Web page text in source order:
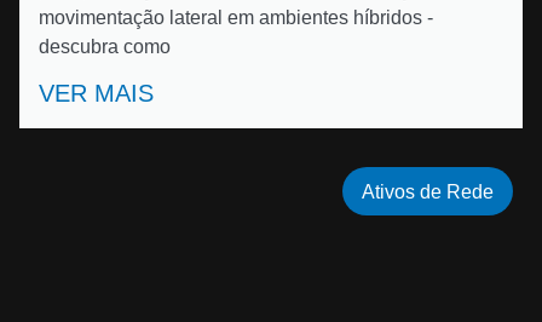
movimentação lateral em ambientes híbridos -
descubra como
VER MAIS
Ativos de Rede